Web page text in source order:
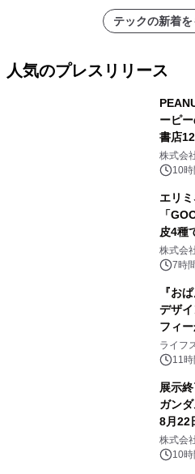
テックの新着
人気のプレスリリース
ーピ
書店
株式会
10時
エリ
「
皮4種
株式会
7時
『お
デザ
フィ
い、
ン。
ライフ
11時
展示
ガン
8月22
像『
株式会
10時